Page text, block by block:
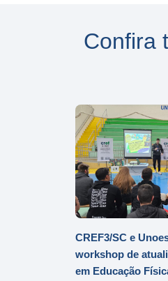
Confira
CREF3/SC e
workshop de
em Educação